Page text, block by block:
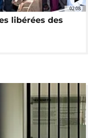
02:08
libérées des